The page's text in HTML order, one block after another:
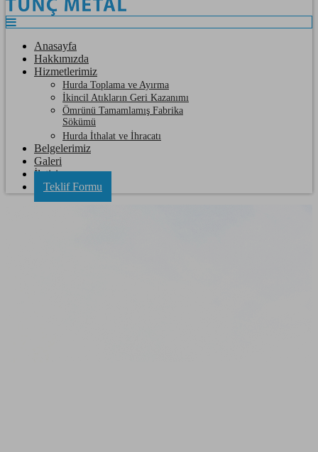
Anasayfa
Hakkımızda
Hizmetlerimiz
Hurda Toplama ve Ayırma
İkincil Atıkların Geri Kazanımı
Ömrünü Tamamlamış Fabrika
Sökümü
Hurda İthalat ve İhracatı
Belgelerimiz
Galeri
İletişim
Teklif Formu